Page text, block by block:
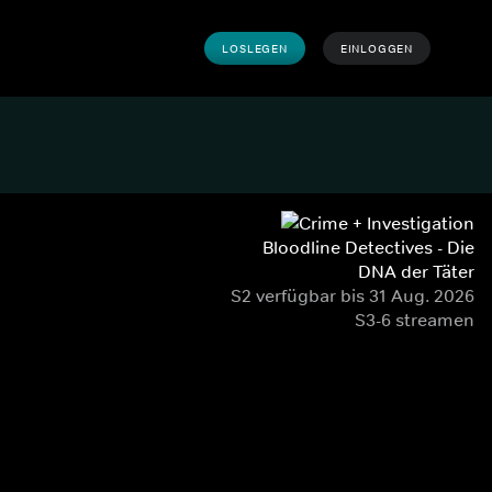
LOSLEGEN EINLOGGEN
Bloodline Detectives - Die
DNA der Täter
S2 verfügbar bis 31 Aug. 2026
S3-6 streamen